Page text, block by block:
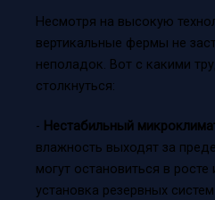
Несмотря на высокую
вертикальные фермы не
неполадок. Вот с какими
столкнуться:
- Нестабильный
влажность выходят за
могут остановиться в
установка резервных